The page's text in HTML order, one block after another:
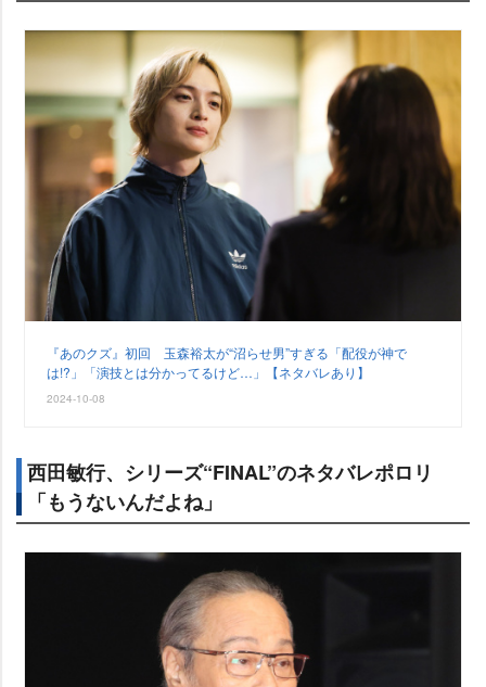
『あのクズ』初回 玉森裕太が“沼らせ男”すぎる「配役が神で
は!?」「演技とは分かってるけど…」【ネタバレあり】
2024-10-08
西田敏行、シリーズ“FINAL”のネタバレポロリ
「もうないんだよね」